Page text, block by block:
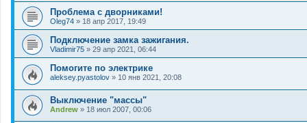
Проблема с дворниками!
Oleg74 » 18 апр 2017, 19:49
Подключение замка зажигания.
Vladimir75 » 29 апр 2021, 06:44
Помогите по электрике
aleksey.pyastolov » 10 янв 2021, 20:08
Выключение "массы"
Andrew » 18 июл 2007, 00:06